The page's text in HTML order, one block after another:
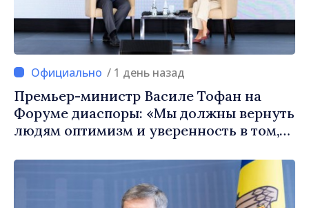
/ 1 день назад
Премьер-министр Василе Тофан на
Форуме диаспоры: «Мы должны вернуть
людям оптимизм и уверенность в том,
правильном направлении»